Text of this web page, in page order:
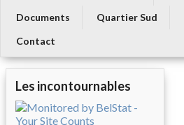
Documents
Quartier Sud
Contact
Les incontournables